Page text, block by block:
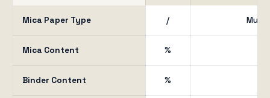
Mica Paper Type /
Mica Content %
Binder Content %